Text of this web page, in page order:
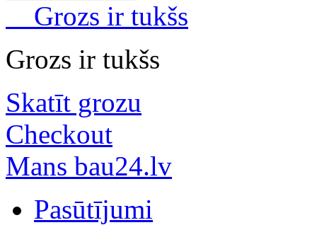
Grozs ir tukšs
Grozs ir tukšs
Skatīt grozu
Checkout
Mans bau24.lv
Pasūtījumi